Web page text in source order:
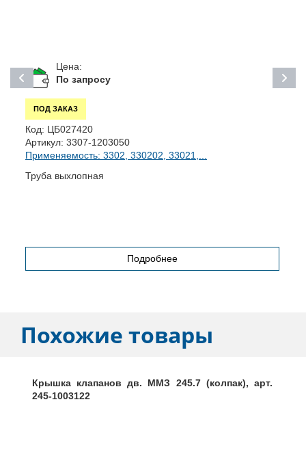
Цена:
По запросу
ПОД ЗАКАЗ
Код: ЦБ027420
Артикул: 3307-1203050
Применяемость: 3302, 330202, 33021,...
Труба выхлопная
Подробнее
Похожие товары
Крышка клапанов дв. ММЗ 245.7 (колпак), арт.
245-1003122